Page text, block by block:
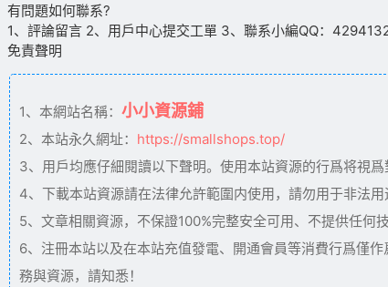
有問題如何聯系?
1、評論留言 2、用戶中心提交工單 3、聯系小編QQ：
免責聲明
1、本網站名稱： 小小資源鋪
2、本站永久網址： https://smallshops.top/
3、用戶均應仔細閱讀以下聲明。使用本站資源的行爲将視爲
4、下載本站資源請在法律允許範圍内使用，請勿用于非法用
5、文章相關資源，不保證100%完整安全可用、不提供任何
6、注冊本站以及在本站充值發電、開通會員等消費行爲僅
務與資源，請知悉！